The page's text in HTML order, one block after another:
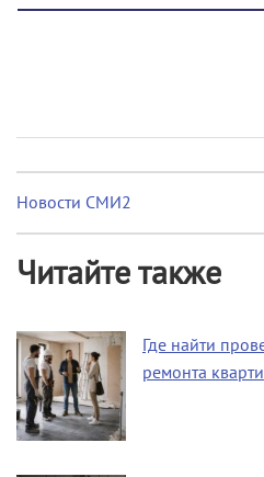
Новости СМИ2
Читайте также
Где найти
ремонта